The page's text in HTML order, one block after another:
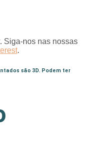
Siga-nos nas nossas
.
são 3D. Podem ter